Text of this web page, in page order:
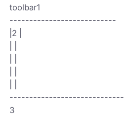
toolbar1
---------------------------
|2 |
-----------------------------
3